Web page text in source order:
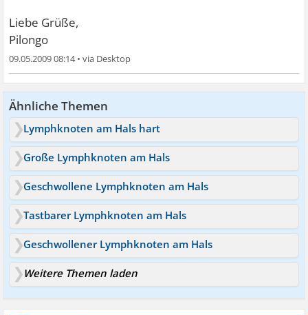
Liebe Grüße,
Pilongo
09.05.2009 08:14•
Ähnliche Themen
Lymphknoten am Hals hart
Große Lymphknoten am Hals
Geschwollene Lymphknoten am Hals
Tastbarer Lymphknoten am Hals
Geschwollener Lymphknoten am Hals
Weitere Themen laden